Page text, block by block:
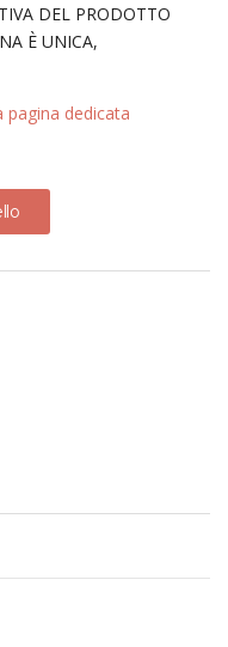
DEL PRODOTTO
È UNICA,
pagina dedicata